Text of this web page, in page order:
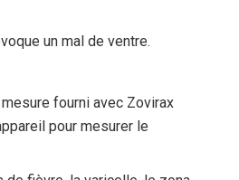
un mal de ventre.
fourni avec Zovirax
pour mesurer le